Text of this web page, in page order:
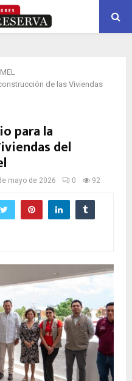
de las Viviendas
para la
del
mayo de 2026 0 92